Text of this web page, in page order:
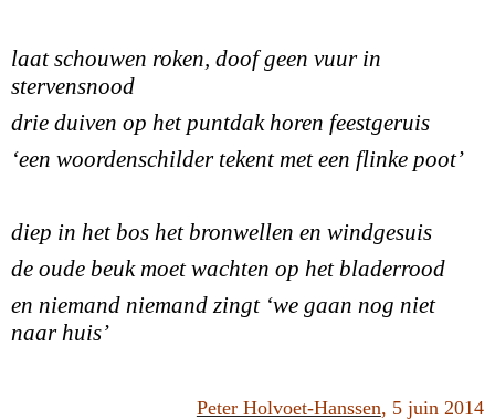
laat schouwen roken, doof geen vuur in
stervensnood
drie duiven op het puntdak horen feestgeruis
‘een woordenschilder tekent met een flinke poot’
diep in het bos het bronwellen en windgesuis
de oude beuk moet wachten op het bladerrood
en niemand niemand zingt ‘we gaan nog niet
naar huis’
Peter Holvoet-Hanssen, 5 juin 2014